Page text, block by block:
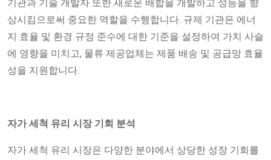
기관과 기술 개발자 또한 새로운 배합을 개발하고 성능을 향
상시킴으로써 중요한 역할을 수행합니다. 규제 기관은 에너
지 효율 및 환경 규정 준수에 대한 기준을 설정하여 가치 사슬
에 영향을 미치고, 물류 제공업체는 제품 배송 및 공급망 효율
성을 지원합니다.
자가 세척 유리 시장 기회 분석
자가 세척 유리 시장은 다양한 분야에서 상당한 성장 기회를